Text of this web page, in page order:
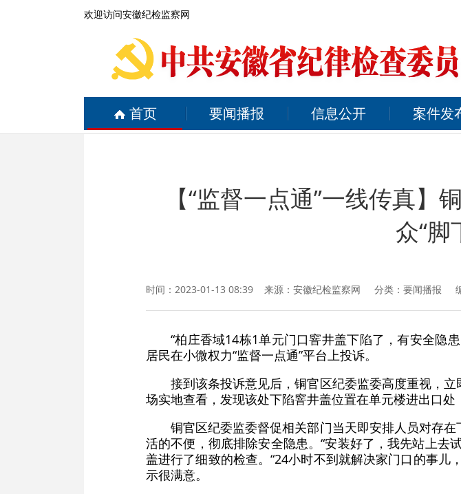
欢迎访问安徽纪检监察网
首页 要闻播报 信息公开 案件发
【“监督一点通”一线传真】
众“脚
时间：2023-01-13 08:39 来源： 安徽纪检监察网 分类：要闻播报
“柏庄香域14栋1单元门口窨井盖下陷了，有安全隐
居民在小微权力“监督一点通”平台上投诉。
接到该条投诉意见后，铜官区纪委监委高度重视，
场实地查看，发现该处下陷窨井盖位置在单元楼进出口
铜官区纪委监委督促相关部门当天即安排人员对存
活的不便，彻底排除安全隐患。“安装好了，我先站上去
盖进行了细致的检查。“24小时不到就解决家门口的事儿
示很满意。